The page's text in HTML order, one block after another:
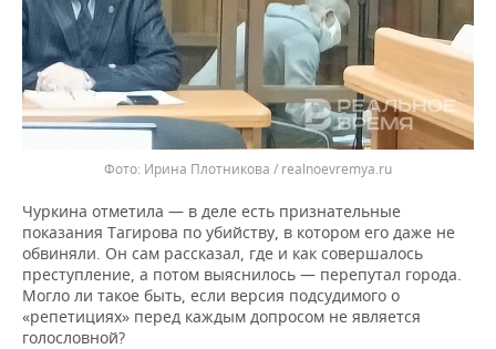
Ирина Плотникова / realnoevremya.ru
Чуркина отметила — в деле есть признательные
показания Тагирова по убийству, в котором его даже не
обвиняли. Он сам рассказал, где и как совершалось
преступление, а потом выяснилось — перепутал города.
Могло ли такое быть, если версия подсудимого о
«репетициях» перед каждым допросом не является
голословной?